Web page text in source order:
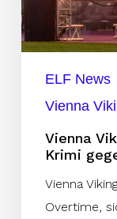
gegen
Paris
ELF News
Vienna
Vienna
Krimi
Vienna
Overtime,